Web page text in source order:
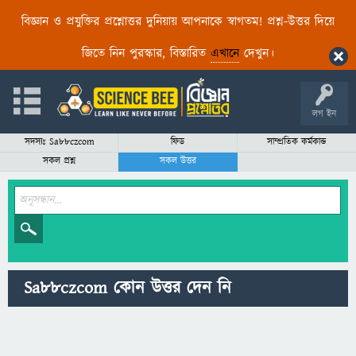
বিজ্ঞান ও প্রযুক্তির প্রশ্নোত্তর দুনিয়ায় আপনাকে স্বাগতম! প্রশ্ন-উত্তর দিয়ে
জিতে নিন পুরস্কার, বিস্তারিত এখানেদেখুন।
লগ ইন
সদস্যঃ Sa88czcom ফিড
সাম্প্রতিক কর্মকান্ড
সকল প্রশ্ন
সকল উত্তর
Sa88czcom কোন উত্তর দেন নি